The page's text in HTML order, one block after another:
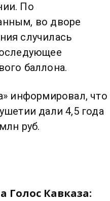
По
во дворе
случилась
баллона.
информировал, что
дали 4,5 года
руб.
Голос Кавказа: